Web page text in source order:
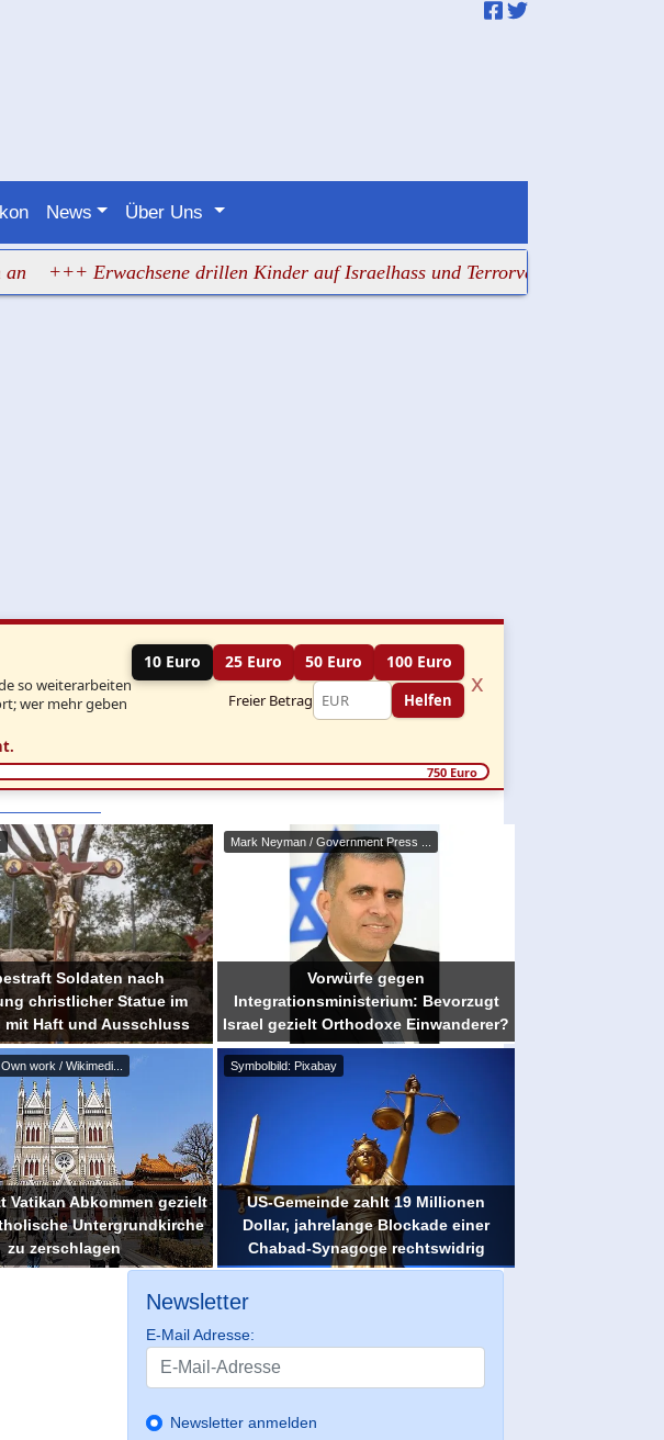
News Über Uns
Erwachsene drillen Kinder auf Israelhass und Terrorverklärung
so weiterarbeiten
wer mehr geben
10 Euro 25 Euro 50 Euro 100 Euro
Freier Betrag Helfen
x
750 Euro
Soldaten nach
christlicher Statue im
mit Haft und Ausschluss
Mark Neyman / Government Press ...
Vorwürfe gegen
Integrationsministerium: Bevorzugt
Israel gezielt Orthodoxe Einwanderer?
work / Wikimedi...
Vatikan Abkommen gezielt
Untergrundkirche
zu zerschlagen
Symbolbild: Pixabay
US-Gemeinde zahlt 19 Millionen
Dollar, jahrelange Blockade einer
Chabad-Synagoge rechtswidrig
Newsletter
E-Mail Adresse:
Newsletter anmelden